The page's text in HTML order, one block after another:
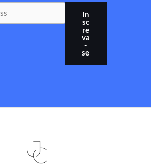
In
sc
re
va
-
se